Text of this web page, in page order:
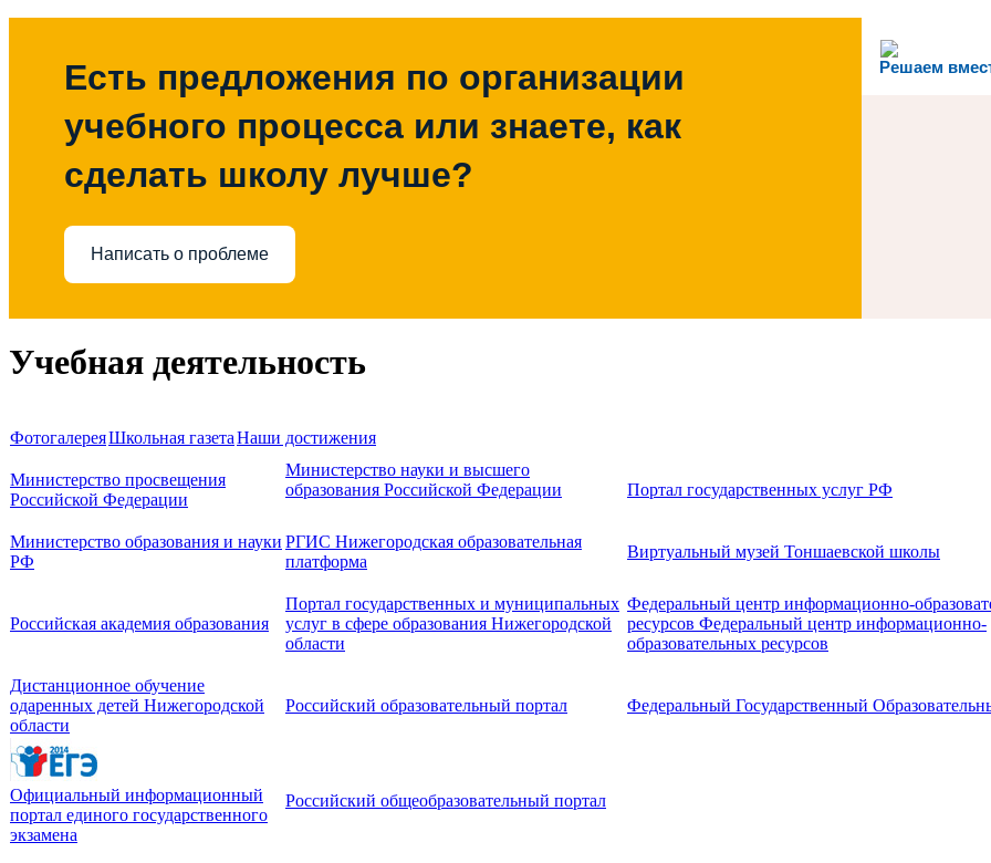
Решаем
Есть предложения по организации
учебного процесса или знаете, как
сделать школу лучше?
Написать о проблеме
Учебная деятельность
ФотогалереяШкольная газетаНаши достижения
Министерство просвещения
Российской Федерации
Министерство науки и высшего
образования Российской Федерации
Портал государственных услуг РФ
Министерство образования и науки
РФ
РГИС Нижегородская образовательная
платформа
Виртуальный музей Тоншаевской школы
Российская академия образования
Портал государственных и муниципальных
услуг в сфере образования Нижегородской
области
Федеральный центр информационно-
ресурсов Федеральный центр информационно-
образовательных ресурсов
Дистанционное обучение
одаренных детей Нижегородской
области
Российский образовательный портал Федеральный Государственный
Официальный информационный
портал единого государственного
экзамена
Российский общеобразовательный портал